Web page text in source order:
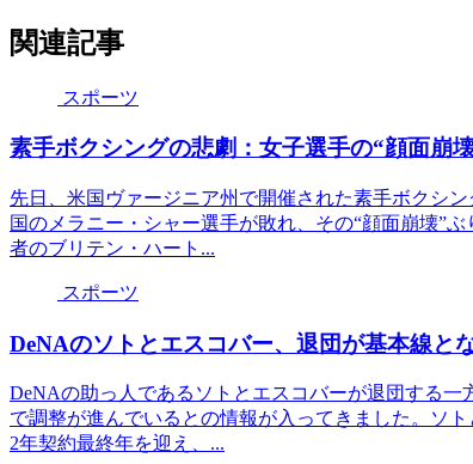
関連記事
スポーツ
素手ボクシングの悲劇：女子選手の“顔面崩
先日、米国ヴァージニア州で開催された素手ボクシ
国のメラニー・シャー選手が敗れ、その“顔面崩壊”
者のブリテン・ハート...
スポーツ
DeNAのソトとエスコバー、退団が基本線と
DeNAの助っ人であるソトとエスコバーが退団する
で調整が進んでいるとの情報が入ってきました。ソ
2年契約最終年を迎え、...